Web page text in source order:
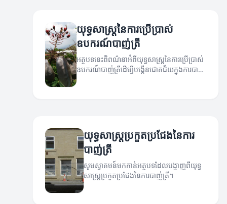
យុទ្ធសាស្ត្រនៃការប្រើប្រាស់
ឧបករណ៍បាញ់ត្រី
អត្ថបទនេះពិពណ៌នាអំពីយុទ្ធសាស្ត្រនៃការប្រើប្រាស់
ឧបករណ៍បាញ់ត្រីដើម្បីបង្កើនជោគជ័យក្នុងការបាញ់
យុទ្ធសាស្ត្រប្រកួតប្រជែងនៃការ
បាញ់ត្រី
សូមស្វាគមន៍មកកាន់អត្ថបទដែលបង្ហាញពីយុទ្ធ
សាស្ត្រប្រកួតប្រជែងនៃការបាញ់ត្រី។